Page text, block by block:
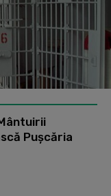
Pușcăria